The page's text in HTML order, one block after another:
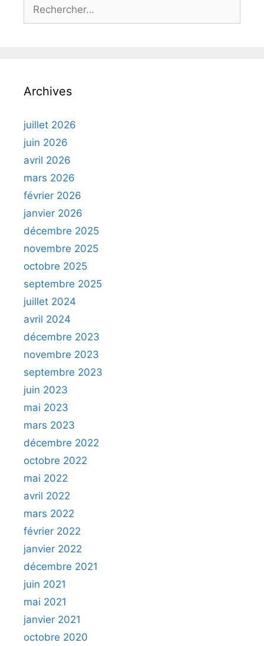
Rechercher :
Archives
juillet 2026
juin 2026
avril 2026
mars 2026
février 2026
janvier 2026
décembre 2025
novembre 2025
octobre 2025
septembre 2025
juillet 2024
avril 2024
décembre 2023
novembre 2023
septembre 2023
juin 2023
mai 2023
mars 2023
décembre 2022
octobre 2022
mai 2022
avril 2022
mars 2022
février 2022
janvier 2022
décembre 2021
juin 2021
mai 2021
janvier 2021
octobre 2020